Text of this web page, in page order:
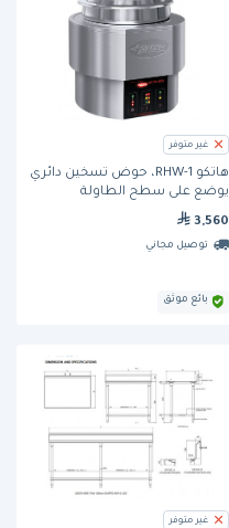
غير متوفر
هاتكو RHW-1، حوض تسخين دائري
يوضع على سطح الطاولة
3,560
توصيل مجاني
بائع موثق
غير متوفر